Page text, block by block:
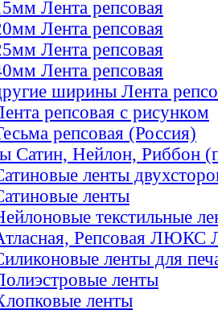
Лента репсовая
Лента репсовая
Лента репсовая
Лента репсовая
ширины Лента
репсовая с рисунком
репсовая (Россия)
Сатин, Нейлон, Риббон
ленты
ленты
текстильные
Репсовая ЛЮКС
ленты для
ленты
ленты